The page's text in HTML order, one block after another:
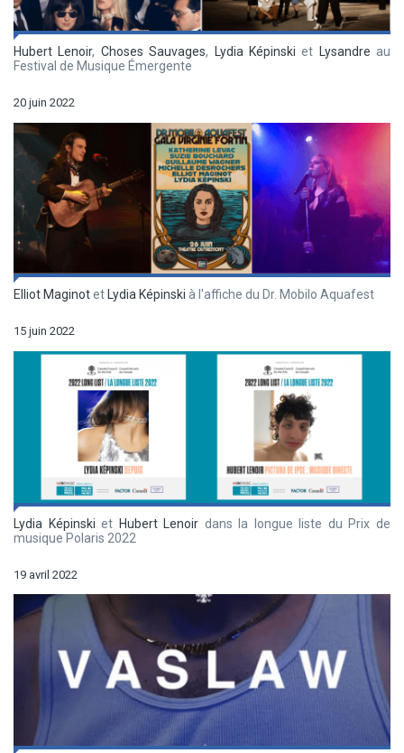
Hubert Lenoir, Choses Sauvages, Lydia Képinski et Lysandre au
Festival de Musique Émergente
20 juin 2022
Elliot Maginotet Lydia Képinski à l'affiche du Dr. Mobilo Aquafest
15 juin 2022
Lydia Képinski et Hubert Lenoir dans la longue liste du Prix de
musique Polaris 2022
19 avril 2022